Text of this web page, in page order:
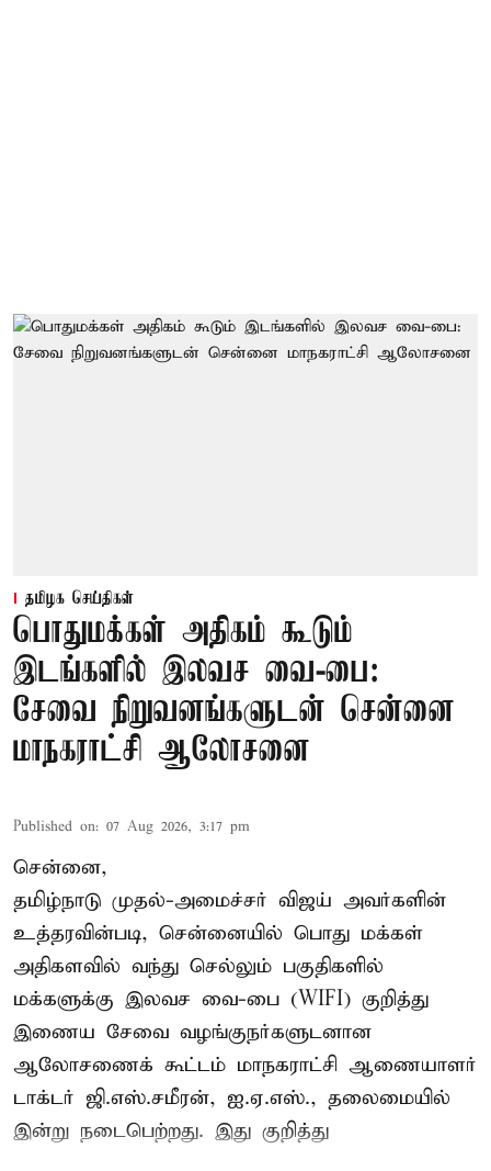
தமிழக செய்திகள்
பொதுமக்கள் அதிகம் கூடும்
இடங்களில் இலவச வை-பை:
சேவை நிறுவனங்களுடன் சென்னை
மாநகராட்சி ஆலோசனை
Published on: 07 Aug 2026, 3:17 pm
சென்னை,
தமிழ்நாடு முதல்-அமைச்சர் விஜய் அவர்களின்
உத்தரவின்படி, சென்னையில் பொது மக்கள்
அதிகளவில் வந்து செல்லும் பகுதிகளில்
மக்களுக்கு இலவச வை-பை (WIFI) குறித்து
இணைய சேவை வழங்குநர்களுடனான
ஆலோசணைக் கூட்டம் மாநகராட்சி ஆணையாளர்
டாக்டர் ஜி.எஸ்.சமீரன், ஐ.ஏ.எஸ்., தலைமையில்
இன்று நடைபெற்றது. இது குறித்து